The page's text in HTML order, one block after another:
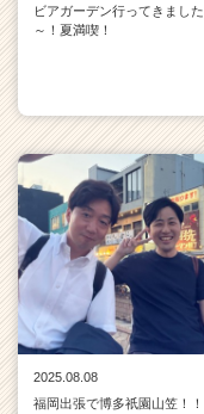
ビアガーデン行ってきました
～！夏満喫！
2025.08.08
福岡出張で博多祇園山笠！！